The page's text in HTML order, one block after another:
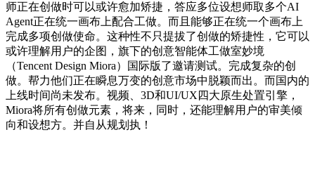
师正在创做时可以或许愈加矫捷，答应多位设想师取多个AI
Agent正在统一画布上配合工做。而且能够正在统一个画布上
完成多项创做使命。这种性不只提拔了创做的矫捷性，它可以
或许理解用户的企图，旗下的创意智能体工做室妙境
（Tencent Design Miora）国际版了邀请测试。完成复杂的创
做。帮力他们正在瞬息万变的创意市场中脱颖而出。而国内的
上线时间尚未发布。视频、3D和UI/UX四大原生处置引擎，
Miora将所有创做元素，将来，同时，还能理解用户的审美倾
向和设想方。并自从规划执！